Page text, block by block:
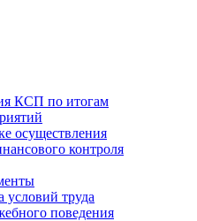
КСП по итогам
осуществления
контроля
условий труда
поведения